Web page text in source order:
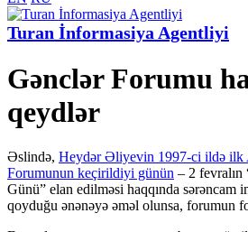
Turan İnformasiya Agentliyi
Gənclər Forumu
qeydlər
Əslində, Heydər Əliyevin 1997-ci ildə ilk
Forumunun keçirildiyi günün – 2 fevralın
Günü” elan edilməsi haqqında sərəncam
qoyduğu ənənəyə əməl olunsa, forumun